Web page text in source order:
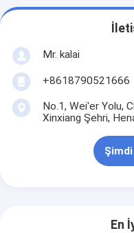
Mr. kalai
+8618790521666
No.1, Wei'er Yolu,
Xinxiang Şehri,
En